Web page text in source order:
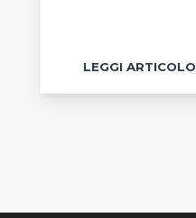
LEGGI ARTICOLO